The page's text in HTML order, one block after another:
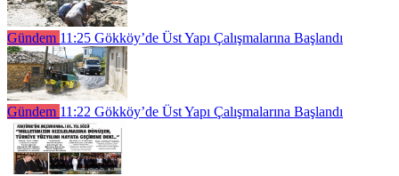
Gündem 11:25 Gökköy’de Üst Yapı Çalışmalarına Başlandı
Gündem 11:22 Gökköy’de Üst Yapı Çalışmalarına Başlandı